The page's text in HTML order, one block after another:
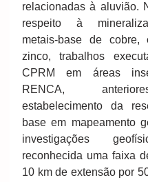
relacionadas à aluvião.
respeito à
metais-base de cobre,
zinco, trabalhos
CPRM em áreas
RENCA,
estabelecimento da
base em mapeamento
investigações
reconhecida uma faixa
10 km de extensão por